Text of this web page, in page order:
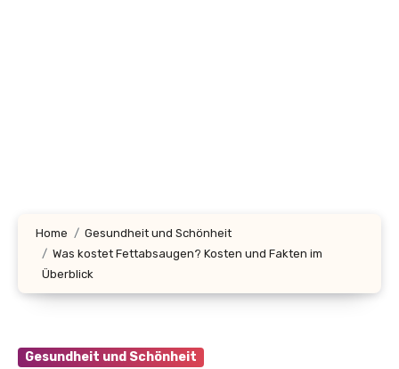
Home
Gesundheit und Schönheit
Was kostet Fettabsaugen? Kosten und Fakten im
Überblick
Gesundheit und Schönheit